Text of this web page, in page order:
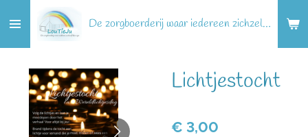
direct
naar
hoofdinhoud
De zorgboerderij waar iedereen zichzelf kan zijn!
Lichtjestocht
€ 3,00